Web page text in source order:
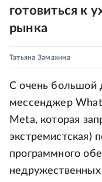
готовиться к
рынка
Татьяна Замахина
С очень большой
мессенджер
Meta, которая
экстремистская)
программного